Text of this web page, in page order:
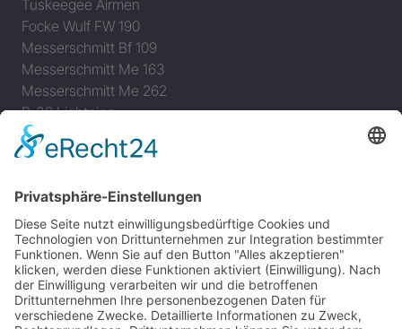
Tuskeegee Airmen
Focke Wulf FW 190
Messerschmitt Bf 109
Messerschmitt Me 163
Messerschmitt Me 262
P-38 Lightning
P-47 Thunderbolt
P-51 Mustang
INFO
Über diese B-17 Webseite
Kontakt
Impressum
Datenschutzerklärung